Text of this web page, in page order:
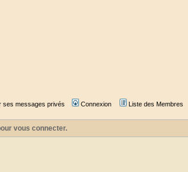
ses messages privés Connexion Liste des Membres
vous connecter.